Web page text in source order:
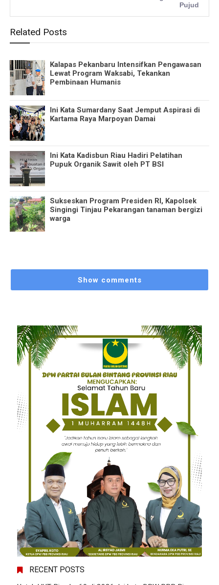
Pujud
Related Posts
Kalapas Pekanbaru Intensifkan Pengawasan
Lewat Program Waksabi, Tekankan
Pembinaan Humanis
Ini Kata Sumardany Saat Jemput Aspirasi di
Kartama Raya Marpoyan Damai
Ini Kata Kadisbun Riau Hadiri Pelatihan
Pupuk Organik Sawit oleh PT BSI
Sukseskan Program Presiden RI, Kapolsek
Singingi Tinjau Pekarangan tanaman bergizi
warga
Show comments
RECENT POSTS